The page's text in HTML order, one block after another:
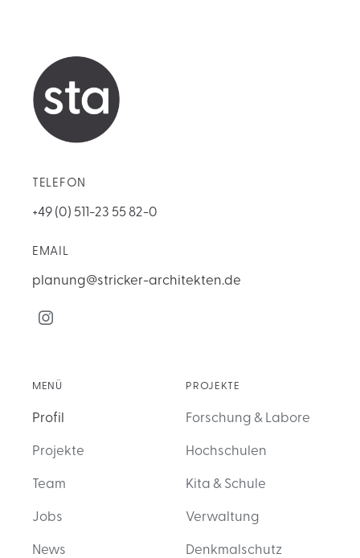
TELEFON
+49 (0) 511-23 55 82-0
EMAIL
planung@stricker-architekten.de
MENÜ
Profil
Projekte
Team
Jobs
News
PROJEKTE
Forschung & Labore
Hochschulen
Kita & Schule
Verwaltung
Denkmalschutz